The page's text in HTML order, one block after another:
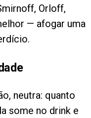
Orloff,
— afogar uma
neutra: quanto
some no drink e